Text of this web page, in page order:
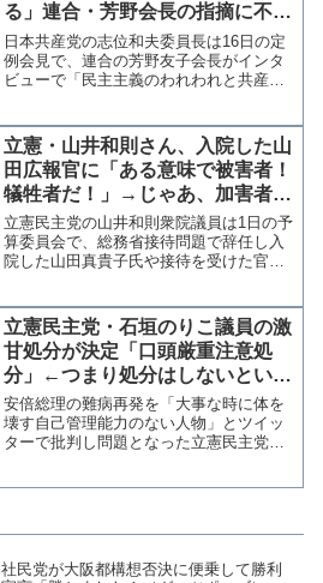
る」連合・芳野会長の指摘に不快
感「公党批判するなら根拠示せ」
日本共産党の志位和夫委員長は16日の定
例会見で、連合の芳野友子会長がインタ
ビューで「民主主義のわれわれと共産の
委員長は「労働運動のナショナルセンタ
ーである連合の責任者が...
立憲・山井和則さん、入院した山
田広報官に「ある意味で被害者！
犠牲者だ！」→じゃあ、加害者は
野党ですね
立憲民主党の山井和則衆院議員は1日の予
算委員会で、総務省接待問題で辞任し入
院した山田真貴子氏や接待を受けた官僚
追及した。 自分たちが加害者である自
覚はあるのだろうか？官...
立憲民主党・石垣のりこ議員の激
甘処分が決定「口頭厳重注意処
分」←つまり処分はしないという
ことですよね？
安倍総理の難病再発を「大事な時に体を
壊す自己管理能力のない人物」とツイッ
ターで批判し問題となった立憲民主党の
社民党が大阪都構想否決に便乗して勝利